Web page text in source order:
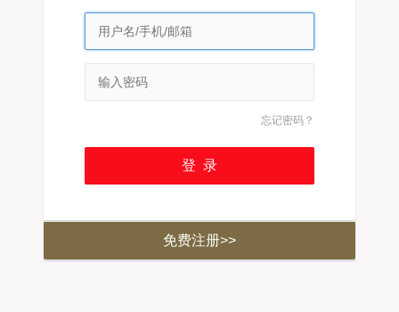
忘记密码？
免费注册>>